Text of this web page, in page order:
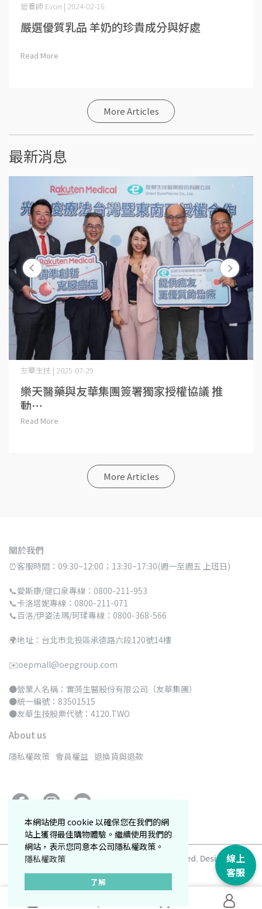
本網站使用 cookie 以確保您在我們的網
站上獲得最佳購物體驗。繼續使用我們的
網站，表示您同意本公司隱私權政策。
隱私權政策
了解
線上
客服
營養師 Evon | 2024-02-16
嚴選優質乳品 羊奶的珍貴成分與好處
Read More
More Articles
最新消息
友華生技 | 2025-07-29
樂天醫藥與友華集團簽署獨家授權協議 推
動⋯
Read More
More Articles
關於我們
⏰客服時間：09:30~12:00；13:30~17:30(週一至週五 上班日)
📞愛斯康/健口泉專線：0800-211-953
📞卡洛塔妮專線：0800-211-071
📞百洛/伊姿法瑪/珂瑈專線：0800-368-566
🌍地址：台北市北投區承德路六段120號14樓
✉️oepmall@oepgroup.com
●營業人名稱：實漪生醫股份有限公司（友華集團）
●統一編號：83501515
●友華生技股票代號：4120.TWO
About us
隱私權政策 會員權益 退換貨與退款
Copyright ©卡洛塔妮購物網 All Rights Reserved. Designed by
CYBERBIZ.